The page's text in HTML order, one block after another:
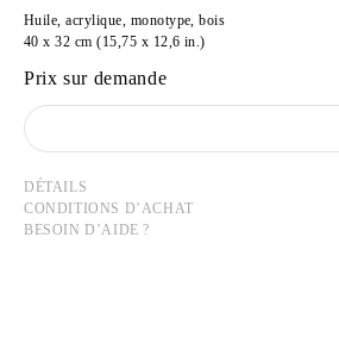
Huile, acrylique, monotype, bois
40 x 32 cm (15,75 x 12,6 in.)
Prix sur demande
DÉTAILS
CONDITIONS D’ACHAT
BESOIN D’AIDE ?